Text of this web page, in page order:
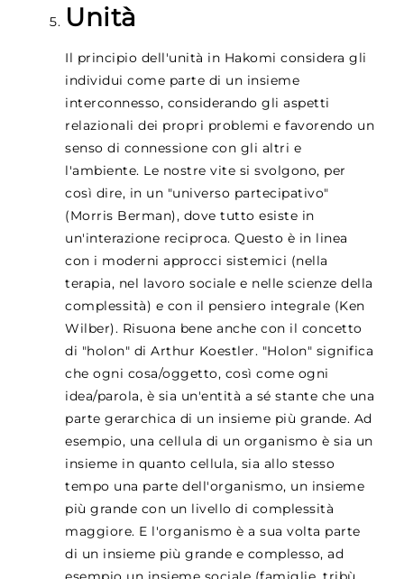
Unità
Il principio dell'unità in Hakomi considera gli
individui come parte di un insieme
interconnesso, considerando gli aspetti
relazionali dei propri problemi e favorendo un
senso di connessione con gli altri e
l'ambiente. Le nostre vite si svolgono, per
così dire, in un "universo partecipativo"
(Morris Berman), dove tutto esiste in
un'interazione reciproca. Questo è in linea
con i moderni approcci sistemici (nella
terapia, nel lavoro sociale e nelle scienze della
complessità) e con il pensiero integrale (Ken
Wilber). Risuona bene anche con il concetto
di "holon" di Arthur Koestler. "Holon" significa
che ogni cosa/oggetto, così come ogni
idea/parola, è sia un'entità a sé stante che una
parte gerarchica di un insieme più grande. Ad
esempio, una cellula di un organismo è sia un
insieme in quanto cellula, sia allo stesso
tempo una parte dell'organismo, un insieme
più grande con un livello di complessità
maggiore. E l'organismo è a sua volta parte
di un insieme più grande e complesso, ad